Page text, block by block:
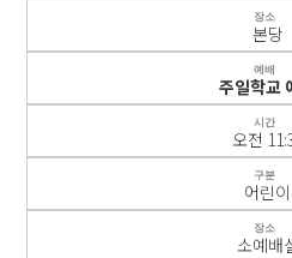
장소
본당
예배
주일학교
시간
오전
구분
어린이
장소
소예배